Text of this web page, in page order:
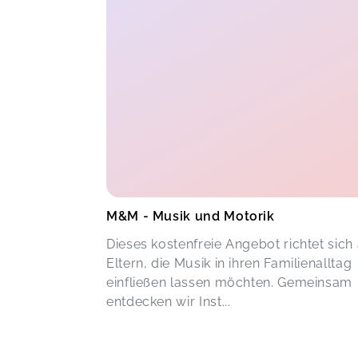
M&M - Musik und Motorik
Dieses kostenfreie Angebot richtet sich
Eltern, die Musik in ihren Familienalltag
einfließen lassen möchten. Gemeinsam
entdecken wir Inst...